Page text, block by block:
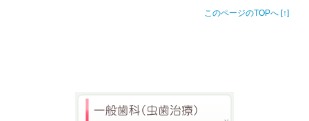
このページのTOPへ [↑]